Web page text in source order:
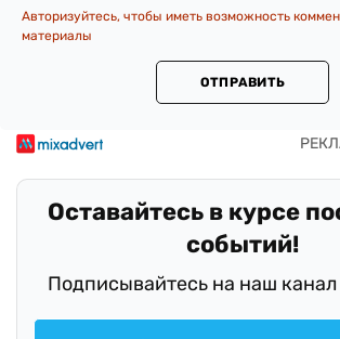
Авторизуйтесь, чтобы иметь возможность
материалы
ОТПРАВИТЬ
Оставайтесь в курсе
событий!
Подписывайтесь на наш канал